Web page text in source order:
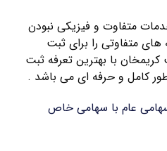
متفاوت و فیزیکی نبودن
متفاوتی را برای ثبت
با بهترین تعرفه ثبت
کامل و حرفه ای می باشد .
عام با سهامی خاص